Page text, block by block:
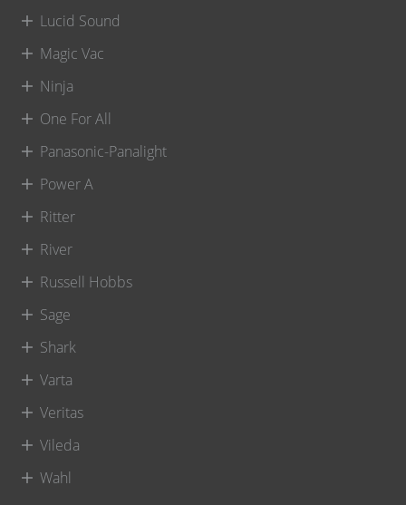
Lucid Sound
Magic Vac
Ninja
One For All
Panasonic-Panalight
Power A
Ritter
River
Russell Hobbs
Sage
Shark
Varta
Veritas
Vileda
Wahl